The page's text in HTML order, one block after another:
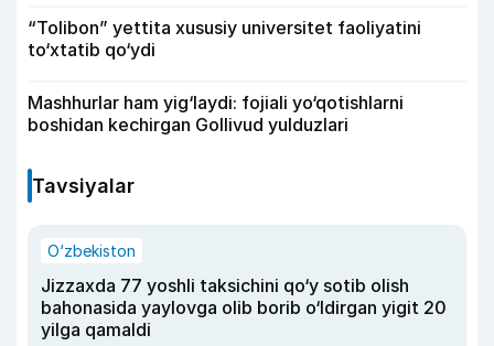
“Tolibon” yettita xususiy universitet faoliyatini
to‘xtatib qo‘ydi
Mashhurlar ham yig‘laydi: fojiali yo‘qotishlarni
boshidan kechirgan Gollivud yulduzlari
Tavsiyalar
O‘zbekiston
Jizzaxda 77 yoshli taksichini qo‘y sotib olish
bahonasida yaylovga olib borib o‘ldirgan yigit 20
yilga qamaldi